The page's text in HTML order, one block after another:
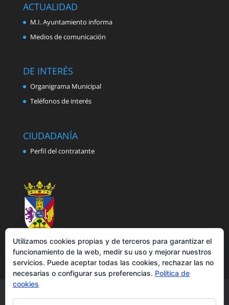
ACTUALIDAD
M.I. Ayuntamiento informa
Medios de comunicación
DE INTERÉS
Organigrama Municipal
Teléfonos de interés
CIUDADANÍA
Perfil del contratante
Utilizamos cookies propias y de terceros para garantizar el
funcionamiento de la web, medir su uso y mejorar nuestros
servicios. Puede aceptar todas las cookies, rechazar las no
necesarias o configurar sus preferencias. Política de
cookies